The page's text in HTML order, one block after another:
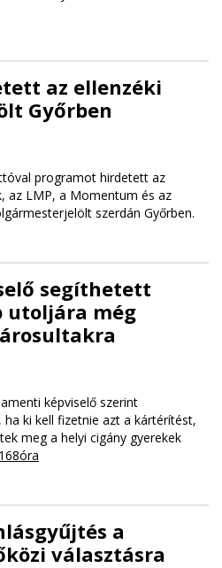
az ellenzéki
Győrben
programot hirdetett az
az LMP, a Momentum és az
szerdán Győrben.
segíthetett
utoljára még
képviselő szerint
ki kell fizetnie azt a kártérítést,
meg a helyi cigány gyerekek
a
választásra